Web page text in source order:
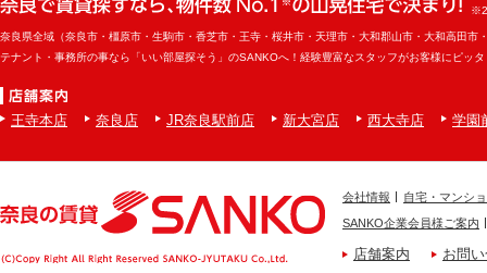
奈良県全域（奈良市・橿原市・生駒市・香芝市・王寺・桜井市・天理市・大和郡山市・大和高田
テナント・事務所の事なら「いい部屋探そう」のSANKOへ！経験豊富なスタッフがお客様にピッ
王寺本店 奈良店 JR奈良駅前店 新大宮店 西大寺店 学園
会社情報
自宅・マンシ
SANKO企業会員様ご案内
店舗案内 お問